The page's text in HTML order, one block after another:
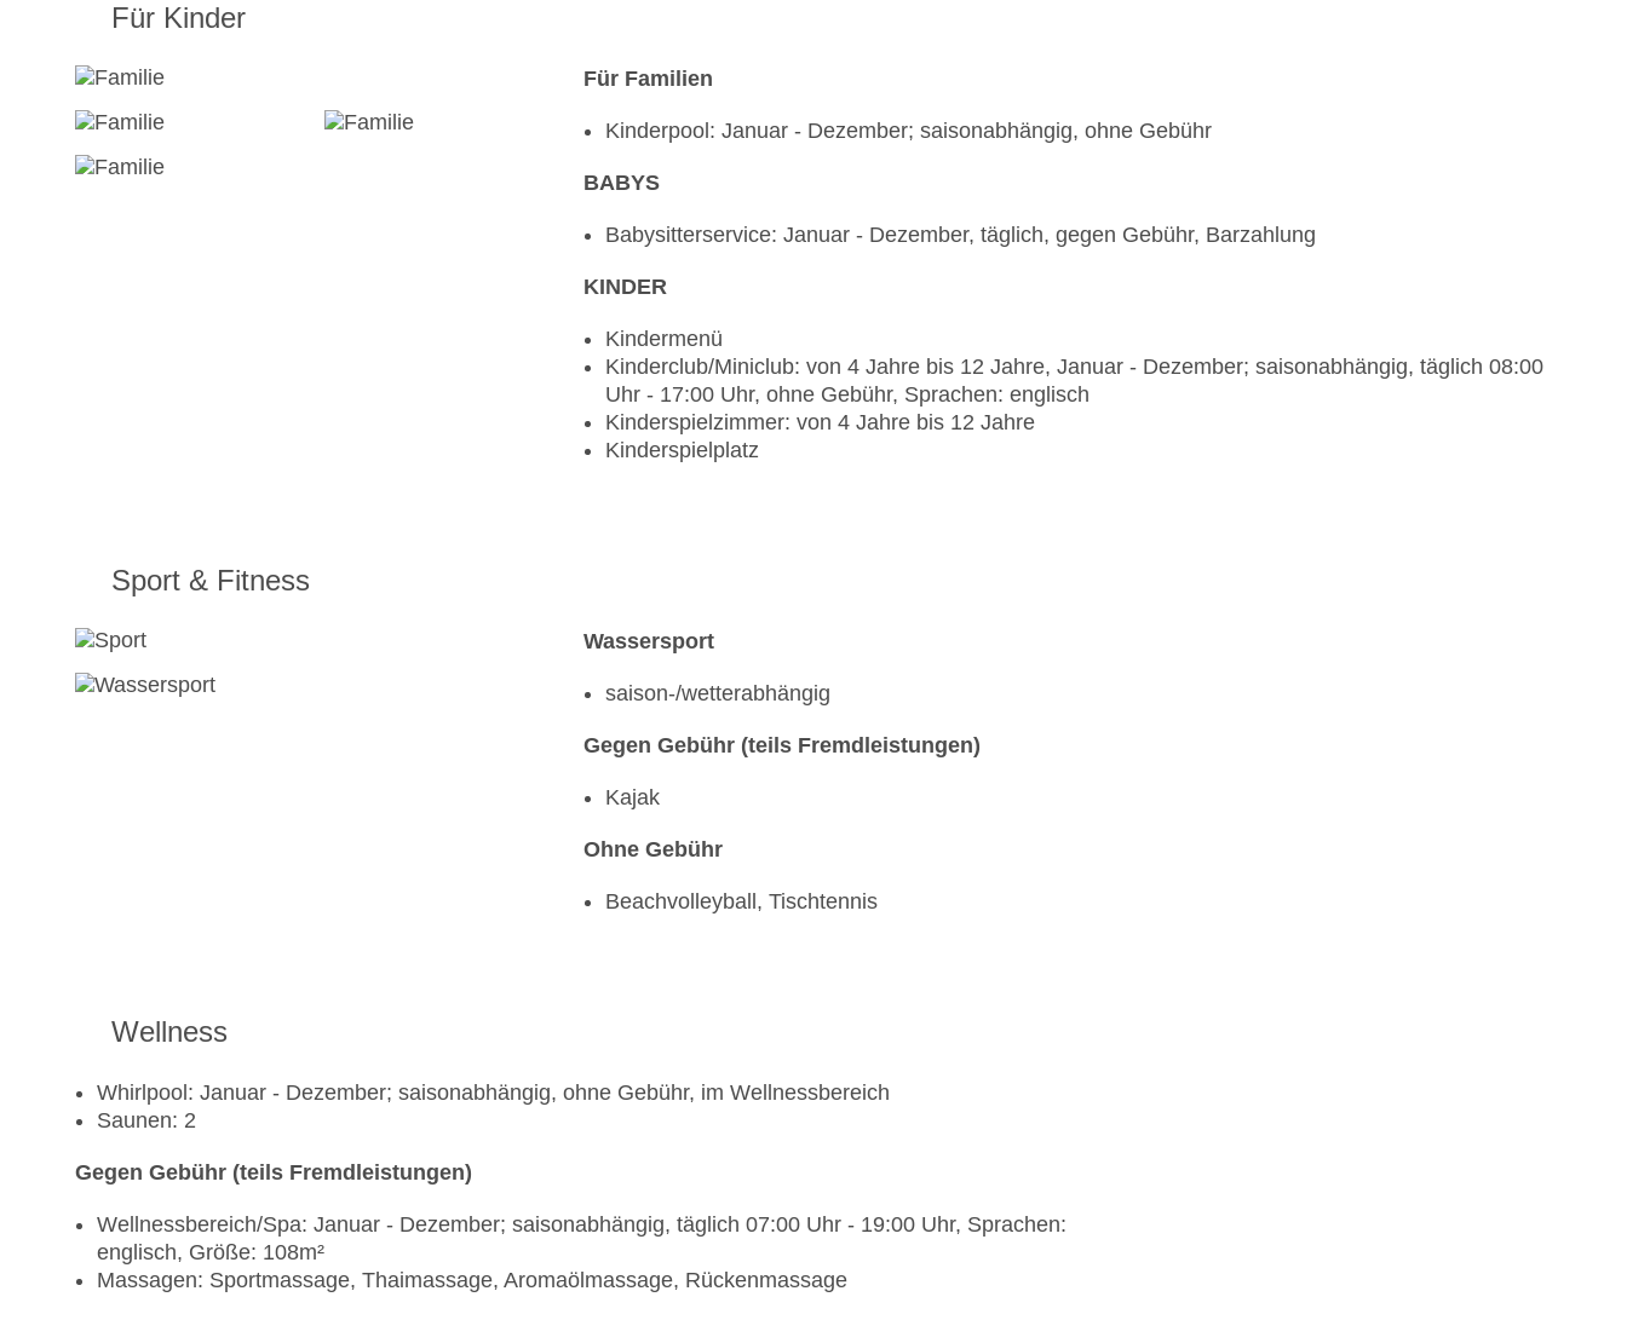
Für Kinder
Für Familien
Kinderpool: Januar - Dezember; saisonabhängig, ohne Gebühr
BABYS
Babysitterservice: Januar - Dezember, täglich, gegen Gebühr, Barzahlung
KINDER
Kindermenü
Kinderclub/Miniclub: von 4 Jahre bis 12 Jahre, Januar - Dezember; saisonabhängig, täglich 08:00
Uhr - 17:00 Uhr, ohne Gebühr, Sprachen: englisch
Kinderspielzimmer: von 4 Jahre bis 12 Jahre
Kinderspielplatz
Sport & Fitness
Wassersport
saison-/wetterabhängig
Gegen Gebühr (teils Fremdleistungen)
Kajak
Ohne Gebühr
Beachvolleyball, Tischtennis
Wellness
Whirlpool: Januar - Dezember; saisonabhängig, ohne Gebühr, im Wellnessbereich
Saunen: 2
Gegen Gebühr (teils Fremdleistungen)
Wellnessbereich/Spa: Januar - Dezember; saisonabhängig, täglich 07:00 Uhr - 19:00 Uhr, Sprachen:
englisch, Größe: 108m²
Massagen: Sportmassage, Thaimassage, Aromaölmassage, Rückenmassage